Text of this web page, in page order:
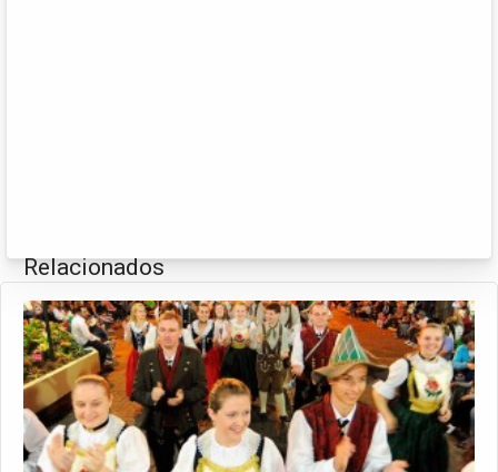
Relacionados